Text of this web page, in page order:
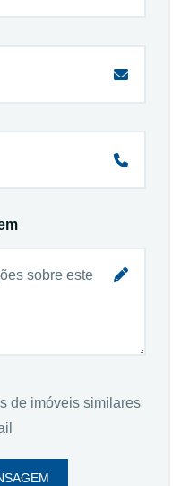
de imóveis similares